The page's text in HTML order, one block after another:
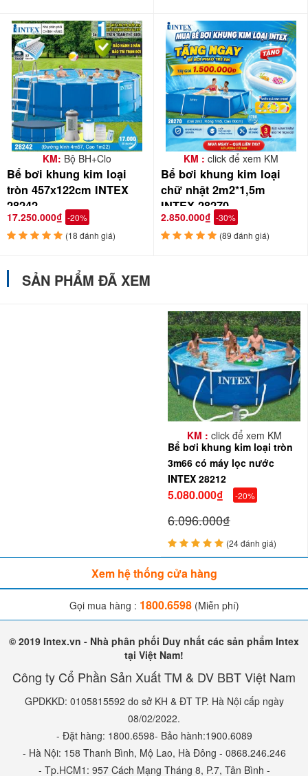
Bể bơi thương hiệu INTEX được chứng nhận và an
toàn cho người tiêu dùng, bạt 3 lớp chắc chắn, chịu
được nắng, chồng trầy xước, vật liệu PVC thân thiện
với môi trường, an toàn, tốt cho sức khỏe. Bể bơi dễ
lắp đặt không cần công cụ, cài đặt dễ dàng và nhanh
chóng có thể thực hiện bằng tay. Ngoài ra bể còn tiết
kiệm nước do có thể lắp đặt máy bơm để lọc nước và
tái chế. Bể được bảo hành chính hãng 2 năm và bảo
bể bơi lắp ghép INTEX 28212với thiết
kế gồm phần bạt bể làm bằng PVC cao cấp 3 lớp ép
siêu bền (công nghệ hiện đại bậc nhất), khung kim
loại (thép mạ kẽm) cực kỳ chắc chắn được phủ sơn
tĩnh điện chống gỉ.
KM: Bộ BH+Clo
Bể bơi khung kim loại
tròn 457х122cm INTEX
28242
17.250.000₫ -20%
(18 đánh giá)
KM : click để xem KM
Bể bơi khung kim loại
chữ nhật 2m2*1,5m
INTEX 28270
2.850.000₫ -30%
(89 đánh giá)
SẢN PHẨM ĐÃ XEM
KM : click để xem KM
Bể bơi khung kim loại tròn
3m66 có máy lọc nước
INTEX 28212
5.080.000₫ -20%
6.096.000₫
(24 đánh giá)
Xem hệ thống cửa hàng
Gọi mua hàng : 1800.6598(Miễn phí)
© 2019 Intex.vn - Nhà phân phối Duy nhất các sản phẩm Intex
tại Việt Nam!
Công ty Cổ Phần Sản Xuất TM & DV BBT Việt Nam
GPDKKD: 0105815592 do sở KH & ĐT TP. Hà Nội cấp ngày
08/02/2022.
- Đặt hàng: 1800.6598- Bảo hành:1900.6089
- Hà Nội: 158 Thanh Bình, Mộ Lao, Hà Đông - 0868.246.246
- Tp.HCM1: 957 Cách Mạng Tháng 8, P.7, Tân Bình -